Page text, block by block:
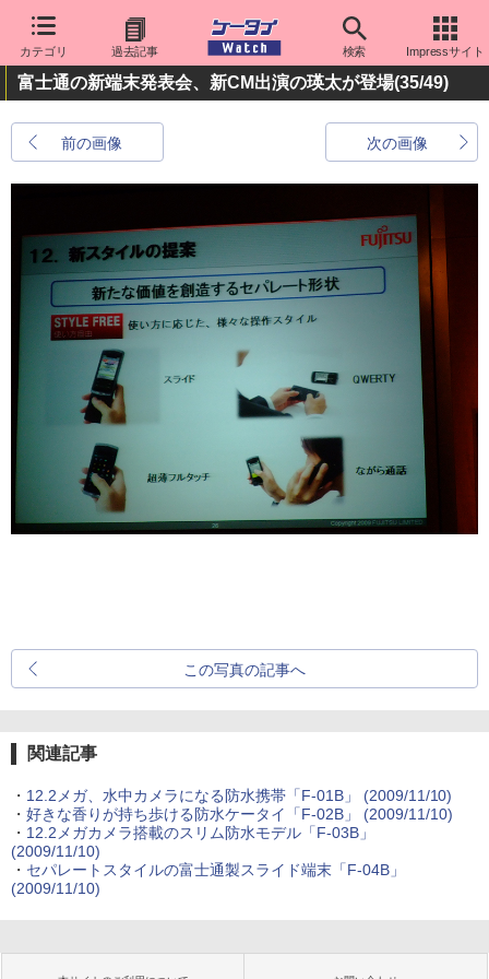
カテゴリ 過去記事 検索 Impressサイト
富士通の新端末発表会、新CM出演の瑛太が登場(35/49)
前の画像 次の画像
この写真の記事へ
関連記事
・ 12.2メガ、水中カメラになる防水携帯「F-01B」
(2009/11/10)
・ 好きな香りが持ち歩ける防水ケータイ「F-02B」
(2009/11/10)
・ 12.2メガカメラ搭載のスリム防水モデル「F-03B」
(2009/11/10)
・ セパレートスタイルの富士通製スライド端末「F-04B」
(2009/11/10)